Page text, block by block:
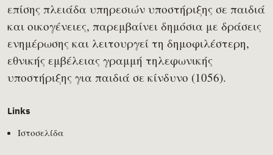
επίσης πλειάδα υπηρεσιών υποστήριξης σε παιδιά
και οικογένειες, παρεμβαίνει δημόσια με δράσεις
ενημέρωσης και λειτουργεί τη δημοφιλέστερη,
εθνικής εμβέλειας γραμμή τηλεφωνικής
υποστήριξης για παιδιά σε κίνδυνο (1056).
Links
Ιστοσελίδα